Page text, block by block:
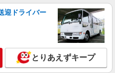
迎ドライバー
とりあえずキープ